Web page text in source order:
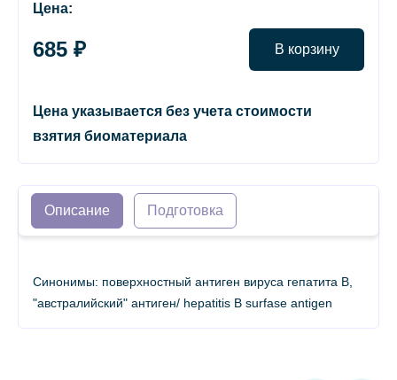
Цена:
685 ₽ В корзину
Цена указывается без учета стоимости
взятия биоматериала
Описание Подготовка
Синонимы: поверхностный антиген вируса гепатита В,
"австралийский" антиген/ hepatitis B surfase antigen